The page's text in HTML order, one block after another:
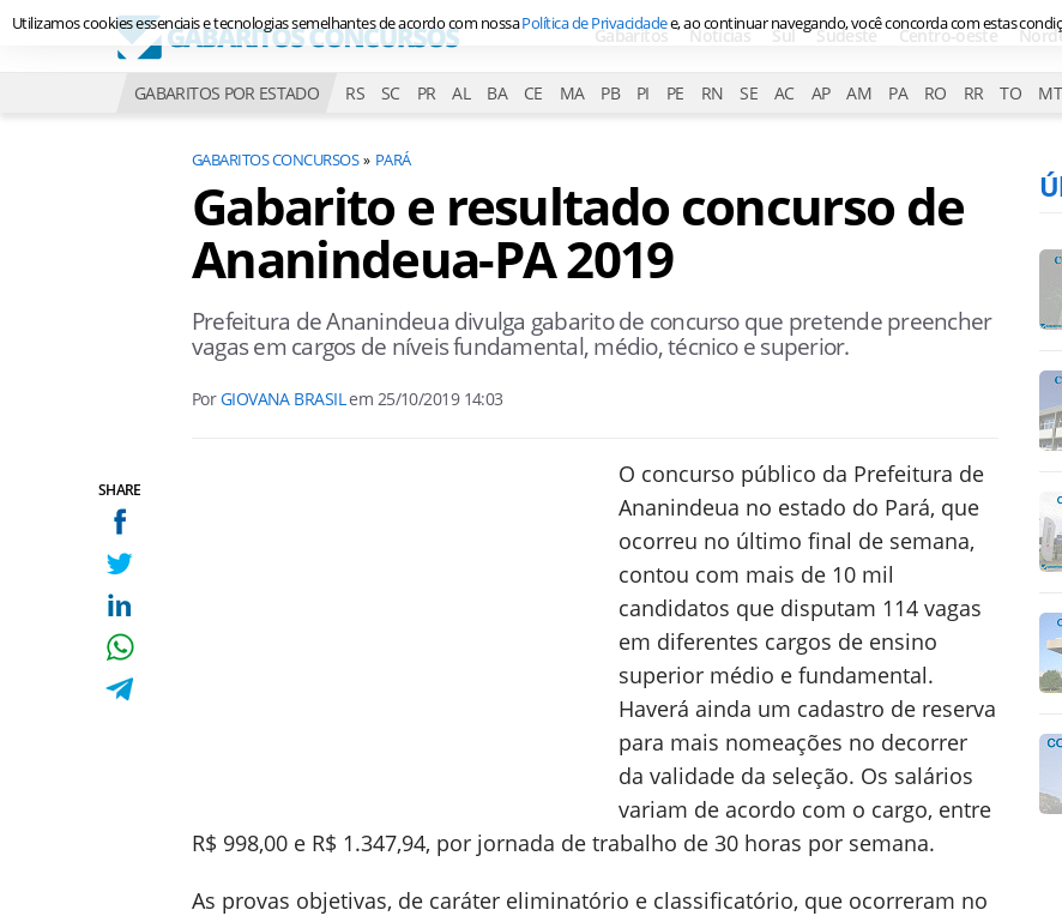
Gabaritos Notícias Sul Sudeste Centro-oeste
GABARITOS POR ESTADO RS SC PR AL BA CE MA PB PI PE RN SE AC AP AM PA RO RR TO MT
SHARE
GABARITOS CONCURSOS PARÁ
Gabarito e resultado concurso de
Ananindeua-PA 2019
Prefeitura de Ananindeua divulga gabarito de concurso que pretende preencher
vagas em cargos de níveis fundamental, médio, técnico e superior.
PorGIOVANA BRASILem 25/10/2019 14:03
O concurso público da Prefeitura de
Ananindeua no estado do Pará, que
ocorreu no último final de semana,
contou com mais de 10 mil
candidatos que disputam 114 vagas
em diferentes cargos de ensino
superior médio e fundamental.
Haverá ainda um cadastro de reserva
para mais nomeações no decorrer
da validade da seleção. Os salários
variam de acordo com o cargo, entre
R$ 998,00 e R$ 1.347,94, por jornada de trabalho de 30 horas por semana.
As provas objetivas, de caráter eliminatório e classificatório, que ocorreram no
Utilizamos cookies essenciais e tecnologias semelhantes de acordo com nossaPolítica de Privacidadee, ao continuar navegando, você concorda com estas